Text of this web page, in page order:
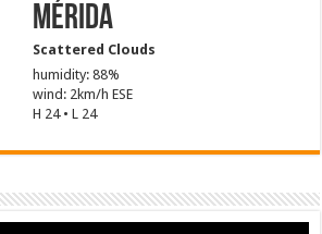
Mérida
Scattered Clouds
humidity: 88%
wind: 2km/h ESE
H 24 • L 24